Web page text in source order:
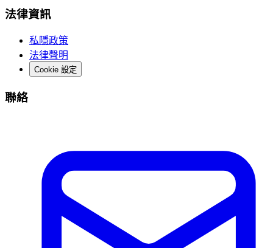
法律資訊
私隱政策
法律聲明
Cookie 設定
聯絡